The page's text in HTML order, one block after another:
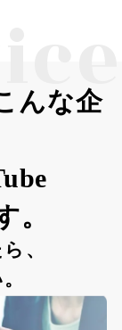
んな企
。
、